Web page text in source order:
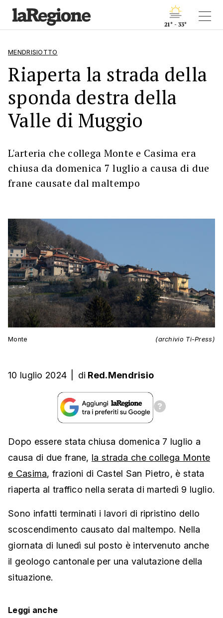
21° - 33°
MENDRISIOTTO
Riaperta la strada della
sponda destra della
Valle di Muggio
L'arteria che collega Monte e Casima era
chiusa da domenica 7 luglio a causa di due
frane causate dal maltempo
Monte (archivio Ti-Press)
10 luglio 2024 di Red.Mendrisio
Dopo essere stata chiusa domenica 7 luglio a
causa di due frane, la strada che collega Monte
e Casima, frazioni di Castel San Pietro, è stata
riaperta al traffico nella serata di martedì 9 luglio.
Sono infatti terminati i lavori di ripristino dello
scoscendimento causato dal maltempo. Nella
giornata di lunedì sul posto è intervenuto anche
il geologo cantonale per una valutazione della
situazione.
Leggi anche